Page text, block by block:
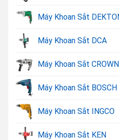
Máy Khoan Sắt
Máy Khoan Sắt DCA
Máy Khoan Sắt CROWN
Máy Khoan Sắt BOSCH
Máy Khoan Sắt INGCO
Máy Khoan Sắt KEN